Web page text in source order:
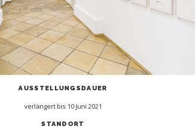
AUSSTELLUNGSDAUER
verlängert bis 10 Juni 2021
STANDORT